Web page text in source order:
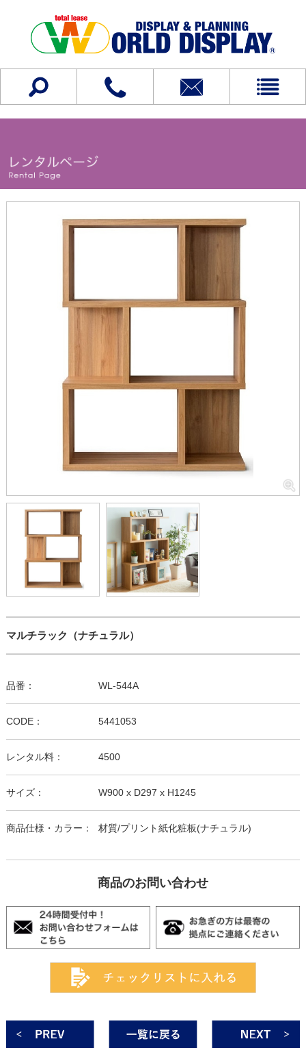
マルチラック（ナチュラル）
品番： WL-544A
CODE： 5441053
レンタル料： 4500
サイズ： W900 x D297 x H1245
商品仕様・カラー： 材質/プリント紙化粧板(ナチュラル)
商品のお問い合わせ